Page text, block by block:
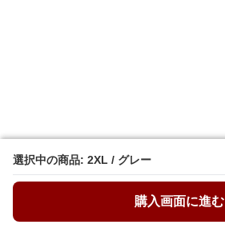
選択中の商品: 2XL / グレー
購入画面に進む
選択中の商品: 2XL / グレー
購入画面に進む